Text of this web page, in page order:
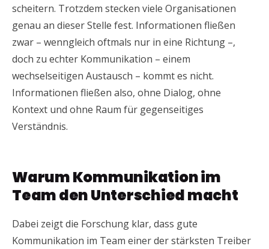
scheitern. Trotzdem stecken viele Organisationen
genau an dieser Stelle fest. Informationen fließen
zwar – wenngleich oftmals nur in eine Richtung –,
doch zu echter Kommunikation – einem
wechselseitigen Austausch – kommt es nicht.
Informationen fließen also, ohne Dialog, ohne
Kontext und ohne Raum für gegenseitiges
Verständnis.
Warum Kommunikation im
Team den Unterschied macht
Dabei zeigt die Forschung klar, dass gute
Kommunikation im Team einer der stärksten Treiber